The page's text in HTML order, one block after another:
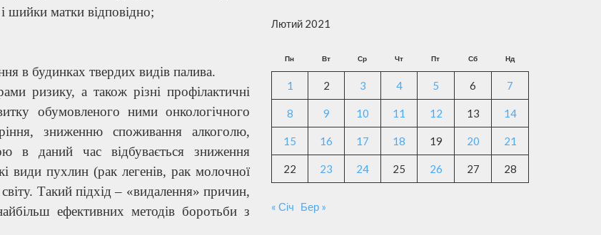
шийки матки відповідно;
в будинках твердих видів палива.
ризику, а також різні профілактичні
обумовленого ними онкологічного
зниженню споживання алкоголю,
в даний час відбувається зниження
види пухлин (рак легенів, рак молочної
Такий підхід – «видалення» причин,
ефективних методів боротьби з
Лютий 2021
Пн Вт Ср Чт Пт Сб Нд
1 2 3 4 5 6 7
8 9 10 11 12 13 14
15 16 17 18 19 20 21
22 23 24 25 26 27 28
« Січ Бер »